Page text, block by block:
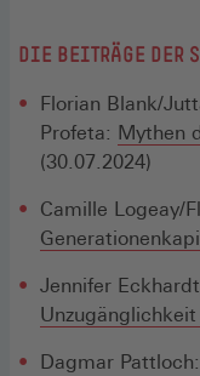
Fenster)
DIE BEITRÄGE DER
Florian Blank/
Profeta: Mythen
(30.07.2024)
Camille Logeay/
Jennifer
Dagmar Pattloch: